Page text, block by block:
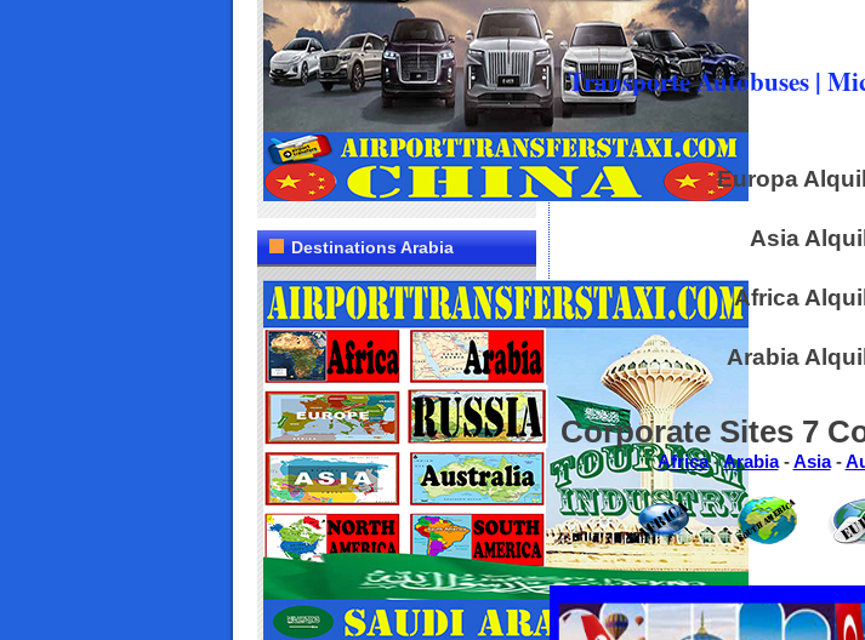
Destinations Arabia
Transporte Autobuses |
Europa
Asia
Africa
Arabia
Corporate Sites 7
Africa-Arabia-Asia-